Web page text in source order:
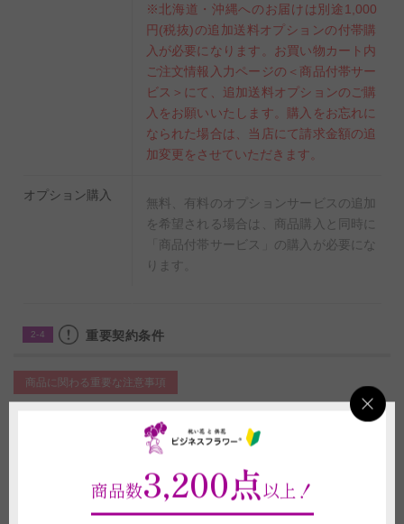
※北海道・沖縄へのお届けは別途1,000
円(税抜)の追加送料オプションの付帯購
入が必要になります。お買い物カート内
ご注文情報入力ページの＜商品付帯サー
ビス＞にて、追加送料オプションのご購
入をお願いいたします。購入をお忘れに
なられた場合は、当店にて請求金額の追
加変更をさせていただきます。
オプション購入
無料、有料のオプションサービスの追加
を希望される場合は、商品購入と同時に
「商品付帯サービス」の購入が必要にな
ります。
2-4 重要契約条件
商品に関わる重要な注意事項
(1)掲載写真はイメージのため、品種、色あい、デザイン、ボリューム感な
どは状況により差異がございます。また、メッセージカードやラッピング資
材等の形状や素材等は掲載イメージ写真と異なる場合がございます。これら
などには応じかねますので予めご了承ください。
(2)花瓶は強い衝撃を与えると傷やへこみが生じることや破損することがご
ざいますので、お取り扱いにはご注意ください。また、ベンジンやシンナー
商品数3,200点以上！